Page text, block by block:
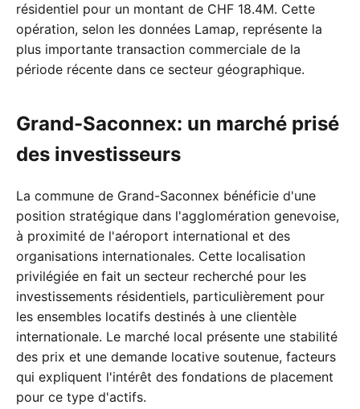
résidentiel pour un montant de CHF 18.4M. Cette
opération, selon les données Lamap, représente la
plus importante transaction commerciale de la
période récente dans ce secteur géographique.
Grand-Saconnex: un marché prisé
des investisseurs
La commune de Grand-Saconnex bénéficie d'une
position stratégique dans l'agglomération genevoise,
à proximité de l'aéroport international et des
organisations internationales. Cette localisation
privilégiée en fait un secteur recherché pour les
investissements résidentiels, particulièrement pour
les ensembles locatifs destinés à une clientèle
internationale. Le marché local présente une stabilité
des prix et une demande locative soutenue, facteurs
qui expliquent l'intérêt des fondations de placement
pour ce type d'actifs.